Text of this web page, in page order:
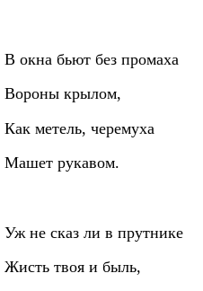
В окна бьют без промаха
Вороны крылом,
Как метель, черемуха
Машет рукавом.
Уж не сказ ли в прутнике
Жисть твоя и быль,